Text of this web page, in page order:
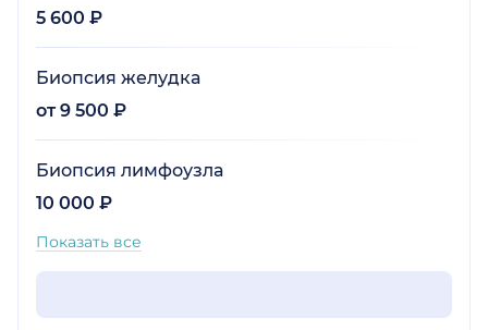
5 600 ₽
Биопсия желудка
от 9 500 ₽
Биопсия лимфоузла
10 000 ₽
Показать все